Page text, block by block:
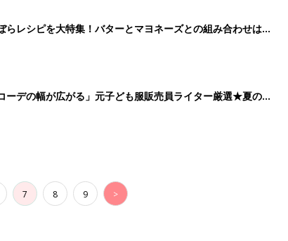
レシピを大特集！バターとマヨネーズとの組み合わせは栄
ーデの幅が広がる」元子ども服販売員ライター厳選★夏のバ
7 8 9 >